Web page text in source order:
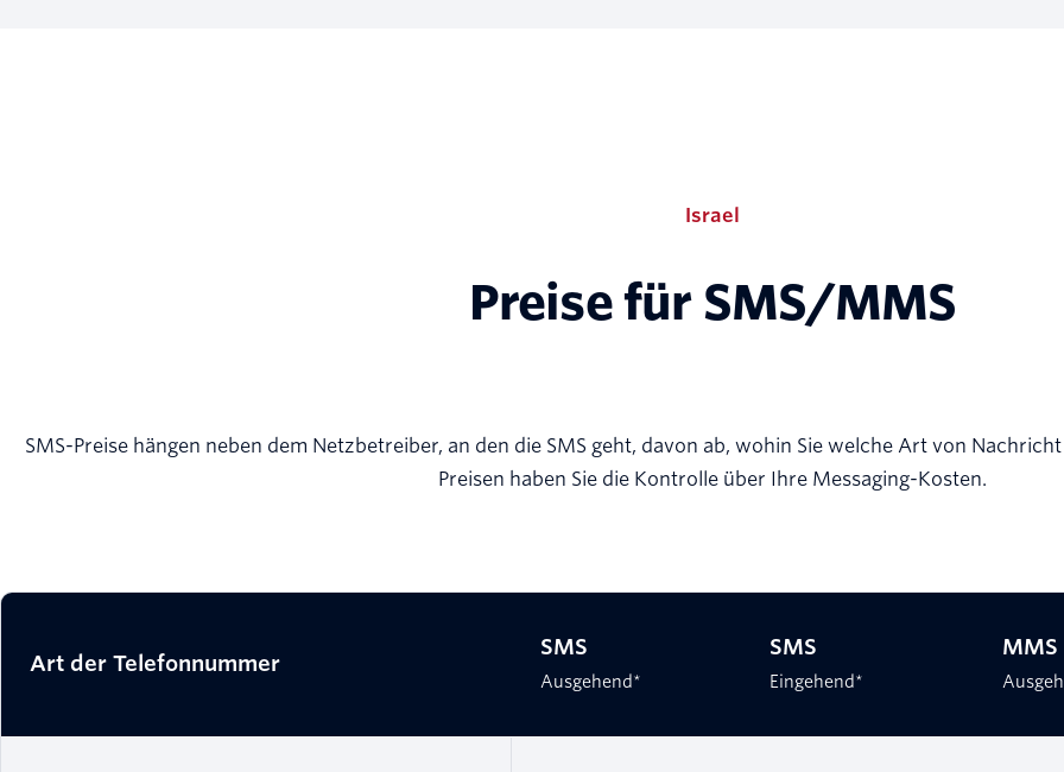
Israel
Preise für SMS/MMS
SMS-Preise hängen neben dem Netzbetreiber, an den die SMS geht, davon ab, wohin Sie welche Art von
Preisen haben Sie die Kontrolle über Ihre Messaging-Kosten.
Art der Telefonnummer
SMS
Ausgehend*
SMS
Eingehend*
MMS